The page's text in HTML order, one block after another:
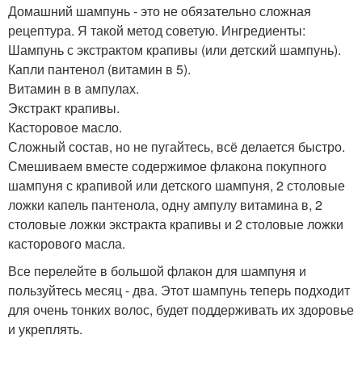
Домашний шампунь - это не обязательно сложная
рецептура. Я такой метод советую. Ингредиенты:
Шампунь с экстрактом крапивы (или детский шампунь).
Капли пантенол (витамин в 5).
Витамин в в ампулах.
Экстракт крапивы.
Касторовое масло.
Сложный состав, но не пугайтесь, всё делается быстро.
Смешиваем вместе содержимое флакона покупного
шампуня с крапивой или детского шампуня, 2 столовые
ложки капель пантенола, одну ампулу витамина в, 2
столовые ложки экстракта крапивы и 2 столовые ложки
касторового масла.
Все перелейте в большой флакон для шампуня и
пользуйтесь месяц - два. Этот шампунь теперь подходит
для очень тонких волос, будет поддерживать их здоровье
и укреплять.